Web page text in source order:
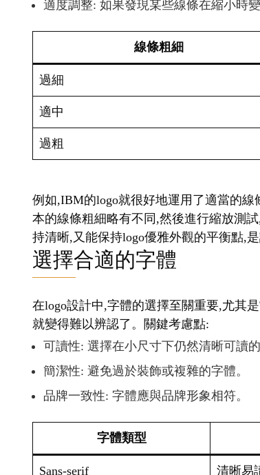
適度調整: 如果發現某些線條在縮小時
線條粗細
過細
適中
過粗
例如,IBM的logo就很好地運用了適當的
本的線條粗細略有不同,然後進行縮放測
持清晰,又能保持logo優雅外觀的平衡點,
選擇合適的字體
在logo設計中,字體的選擇至關重要,尤其
就變得難以辨認了。關鍵考慮點:
可讀性: 選擇在小尺寸下仍然清晰可讀的
簡潔性: 避免過於裝飾或複雜的字體。
品牌一致性: 字體應與品牌形象相符。
字體類型
Sans-serif 清晰易